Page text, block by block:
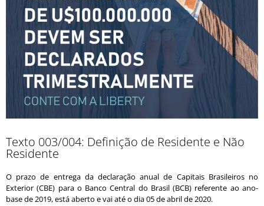
Texto 003/004: Definição de Residente e Não
Residente
O prazo de entrega da declaração anual de Capitais Brasileiros no
Exterior (CBE) para o Banco Central do Brasil (BCB) referente ao ano-
base de 2019, está aberto e vai até o dia 05 de abril de 2020.